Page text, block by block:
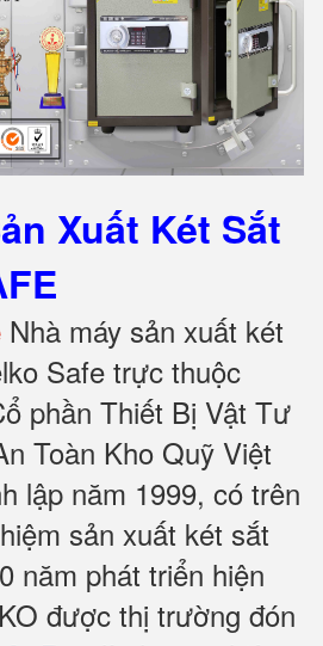
Xuất Két Sắt
Nhà máy sản xuất két
Safe trực thuộc
phần Thiết Bị Vật Tư
Toàn Kho Quỹ Việt
lập năm 1999, có trên
sản xuất két sắt
năm phát triển hiện
được thị trường đón